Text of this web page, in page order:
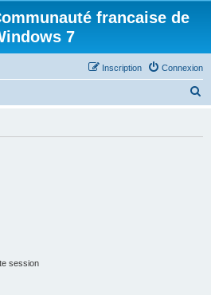
francaise de
7
Connexion
Inscription
session